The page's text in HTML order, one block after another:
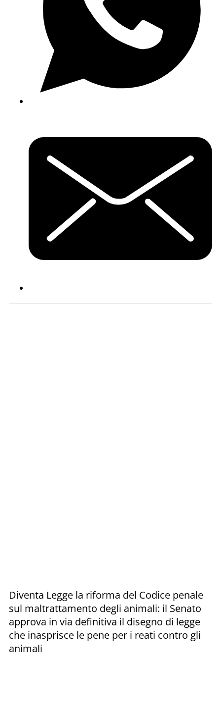
Diventa Legge la riforma del Codice penale
sul maltrattamento degli animali: il Senato
approva in via definitiva il disegno di legge
che inasprisce le pene per i reati contro gli
animali